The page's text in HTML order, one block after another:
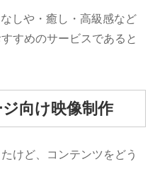
しや・癒し・高級感など
すめのサービスであると
向け映像制作
けど、コンテンツをどう